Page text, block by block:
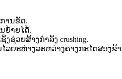
ານຂັດ.
ຍ້າຍໄດ້.
ຊ່ວຍສ້າງກໍາລັງ crushing.
ໄລຍະຫ່າງລະຫວ່າງຄາງກະໄຕສອງຂ້າ